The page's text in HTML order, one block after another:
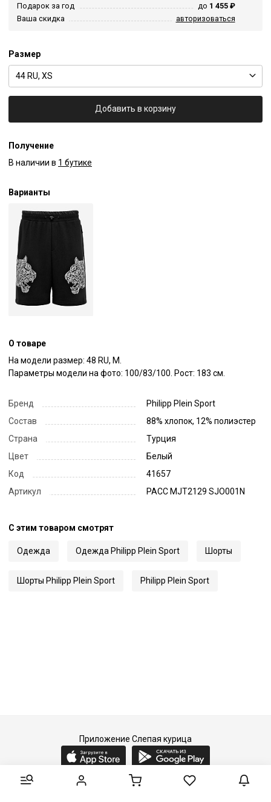
Подарок за год
до 1 455 ₽
Ваша скидка
авторизоваться
Размер
44 RU, XS
Добавить в корзину
Получение
В наличии в 1 бутике
Варианты
О товаре
На модели размер: 48 RU, M.
Параметры модели на фото: 100/83/100. Рост: 183 см.
Бренд
Philipp Plein Sport
Состав
88% хлопок, 12% полиэстер
Страна
Турция
Цвет
Белый
Код
41657
Артикул
PACC MJT2129 SJO001N
С этим товаром смотрят
Одежда Одежда Philipp Plein Sport Шорты
Шорты Philipp Plein Sport Philipp Plein Sport
Приложение Слепая курица
2015-2026 © Слепая курица - fashion concept store.